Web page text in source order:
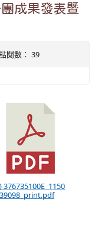
成果發表暨
閱數： 39
376735100E_1150